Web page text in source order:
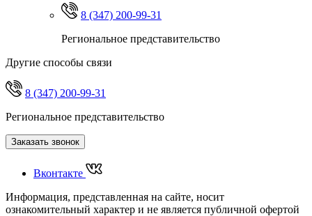
8 (347) 200-99-31
Региональное представительство
Другие способы связи
8 (347) 200-99-31
Региональное представительство
Заказать звонок
Вконтакте
Информация, представленная на сайте, носит
ознакомительный характер и не является публичной офертой